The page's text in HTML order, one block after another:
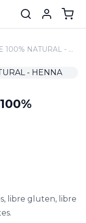
TINTE CHAMPAGNE 100% NATURAL - HENNA
libre gluten, libre